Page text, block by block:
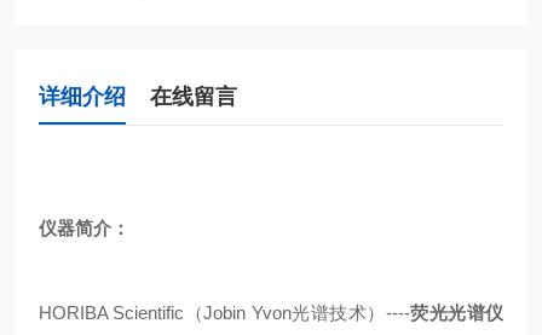
详细介绍 在线留言
仪器简介：
HORIBA Scientific（Jobin Yvon光谱技术）----荧光光谱仪